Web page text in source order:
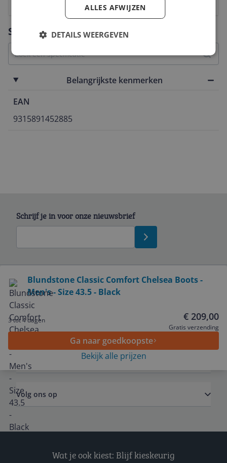
Specificaties
Belangrijkste kenmerken
EAN
9315891452885
7
6
5
Blundstone Classic Comfort Chelsea Boots -
Men's - Size 43.5 - Black
3 tot 4 dagen € 209,00
Gratis verzending
Ga naar goedkoopste
Bekijk alle prijzen
Schrijf je in voor onze nieuwsbrief
Service
Algemeen
Volg ons op
Wat je ook kiest: Blijf kieskeurig
ALLES AFWIJZEN
DETAILS WEERGEVEN